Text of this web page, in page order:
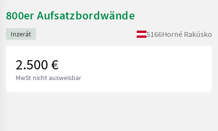
800er Aufsatzbordwände
Inzerát 5166Horné Rakúsko
2.500 €
MwSt nicht ausweisbar